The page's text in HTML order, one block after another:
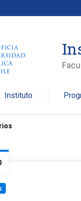
Instituto